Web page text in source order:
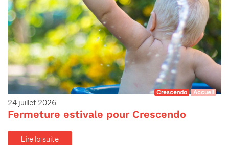
Crescendo Accueil
24 juillet 2026
Fermeture estivale pour Crescendo
Lire la suite